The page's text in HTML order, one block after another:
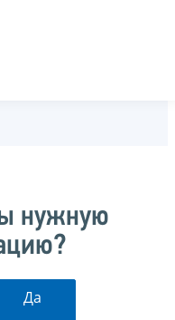
нужную
Да